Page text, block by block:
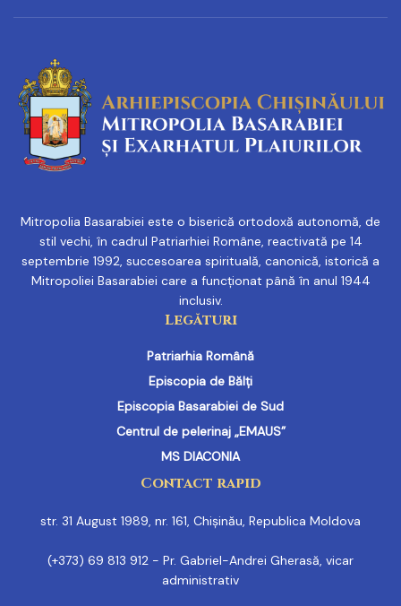
Mitropolia Basarabiei este o biserică ortodoxă autonomă, de
stil vechi, în cadrul Patriarhiei Române, reactivată pe 14
septembrie 1992, succesoarea spirituală, canonică, istorică a
Mitropoliei Basarabiei care a funcționat până în anul 1944
inclusiv.
Legături
Patriarhia Română
Episcopia de Bălți
Episcopia Basarabiei de Sud
Centrul de pelerinaj „EMAUS”
MS DIACONIA
Contact rapid
str. 31 August 1989, nr. 161, Chișinău, Republica Moldova
(+373) 69 813 912 - Pr. Gabriel-Andrei Gherasă, vicar
administrativ